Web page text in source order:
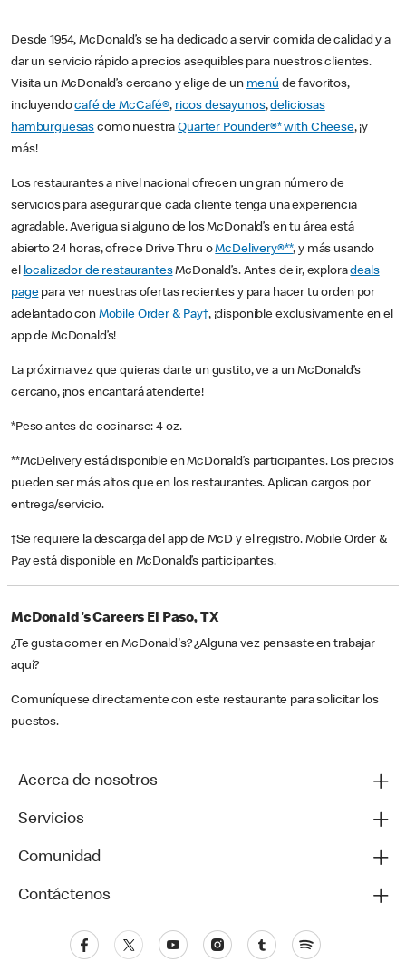
Desde 1954, McDonald’s se ha dedicado a servir comida de calidad y a
dar un servicio rápido a precios asequibles para nuestros clientes.
Visita un McDonald’s cercano y elige de un menú de favoritos,
incluyendocafé de McCafé®, ricos desayunos,deliciosas
hamburguesas como nuestraQuarter Pounder®* with Cheese, ¡y
más!
Los restaurantes a nivel nacional ofrecen un gran número de
servicios para asegurar que cada cliente tenga una experiencia
agradable. Averigua si alguno de los McDonald’s en tu área está
abierto 24 horas, ofrece Drive Thru oMcDelivery®**, y más usando
el localizador de restaurantesMcDonald’s. Antes de ir, exploradeals
pagepara ver nuestras ofertas recientes y para hacer tu orden por
adelantado con Mobile Order & Pay†, ¡disponible exclusivamente en el
app de McDonald’s!
La próxima vez que quieras darte un gustito, ve a un McDonald’s
cercano, ¡nos encantará atenderte!
*Peso antes de cocinarse: 4 oz.
**McDelivery está disponible en McDonald’s participantes. Los precios
pueden ser más altos que en los restaurantes. Aplican cargos por
entrega/servicio.
†Se requiere la descarga del app de McD y el registro. Mobile Order &
Pay está disponible en McDonald’s participantes.
McDonald's Careers El Paso, TX
¿Te gusta comer en McDonald's? ¿Alguna vez pensaste en trabajar
aquí?
Comuníquese directamente con este restaurante para solicitar los
puestos.
Acerca de nosotros
Servicios
Comunidad
Contáctenos